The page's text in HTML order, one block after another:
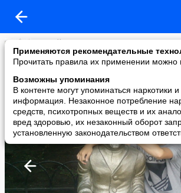
Применяются рекомендательные
Прочитать правила их применении можно
Возможны упоминания
В контенте могут упоминаться наркотики
информация. Незаконное потребление
средств, психотропных веществ и их
вред здоровью, их незаконный оборот
установленную законодательством
Сергей Свинин
added a photo
06 Sep в 09:26